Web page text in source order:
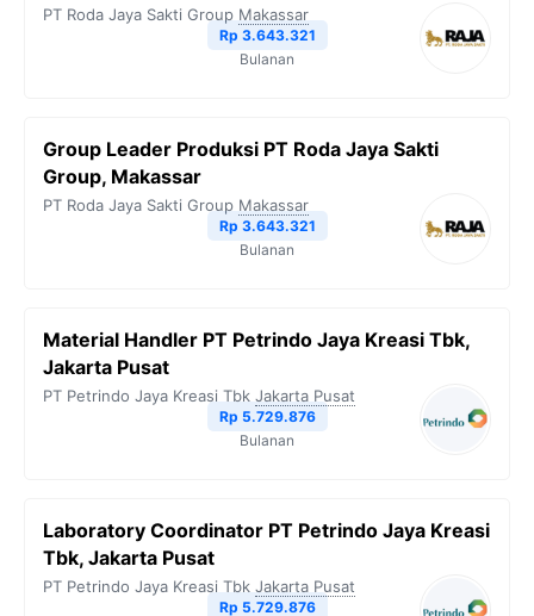
PT Roda Jaya Sakti Group Makassar
Rp 3.643.321
Bulanan
Group Leader Produksi PT Roda Jaya Sakti
Group, Makassar
PT Roda Jaya Sakti Group Makassar
Rp 3.643.321
Bulanan
Material Handler PT Petrindo Jaya Kreasi Tbk,
Jakarta Pusat
PT Petrindo Jaya Kreasi Tbk Jakarta Pusat
Rp 5.729.876
Bulanan
Laboratory Coordinator PT Petrindo Jaya Kreasi
Tbk, Jakarta Pusat
PT Petrindo Jaya Kreasi Tbk Jakarta Pusat
Rp 5.729.876